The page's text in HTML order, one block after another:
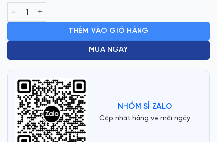
QUẠT HỘP ĐỂ BÀN FUJI H300 số lượng
THÊM VÀO GIỎ HÀNG
MUA NGAY
NHÓM SỈ ZALO
Cập nhật hàng về mỗi ngày